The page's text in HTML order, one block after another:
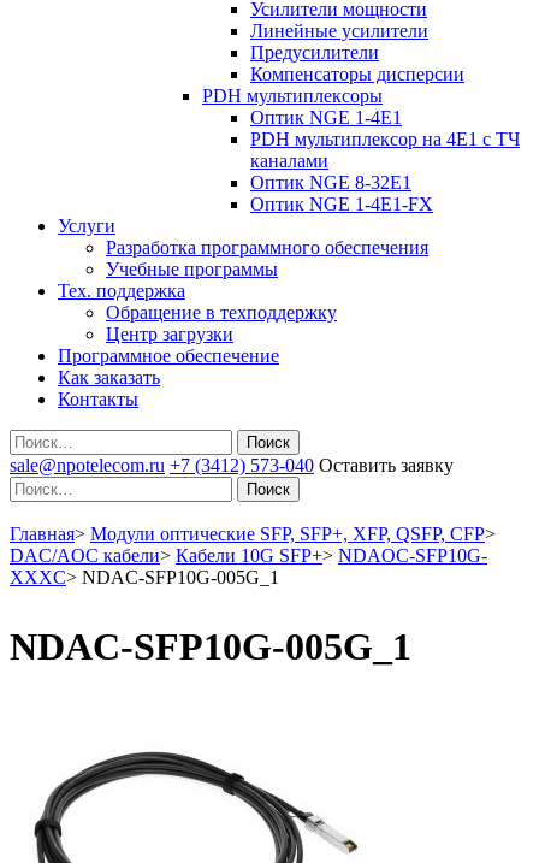
Усилители мощности
Линейные усилители
Предусилители
Компенсаторы дисперсии
PDH мультиплексоры
Оптик NGE 1-4E1
PDH мультиплексор на 4Е1 с ТЧ
каналами
Оптик NGE 8-32E1
Оптик NGE 1-4E1-FX
Услуги
Разработка программного обеспечения
Учебные программы
Тех. поддержка
Обращение в техподдержку
Центр загрузки
Программное обеспечение
Как заказать
Контакты
Поиск
sale@npotelecom.ru +7 (3412) 573-040 Оставить заявку
Поиск
Главная> Модули оптические SFP, SFP+, XFP, QSFP, CFP>
DAC/AOC кабели> Кабели 10G SFP+> NDAOC-SFP10G-
XXXC> NDAC-SFP10G-005G_1
NDAC-SFP10G-005G_1